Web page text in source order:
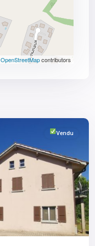
OpenStreetMapcontributors
Vendu